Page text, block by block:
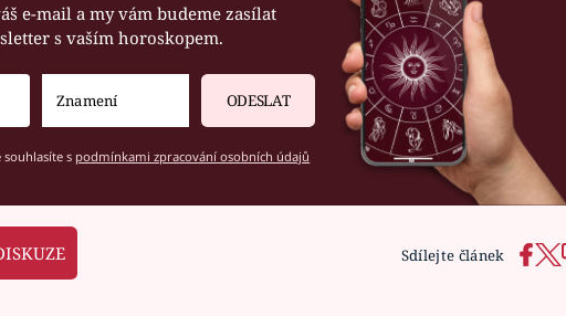
e-mail a my vám budeme zasílat
s vaším horoskopem.
ODESLAT
s podmínkami zpracování osobních údajů
Sdílejte článek